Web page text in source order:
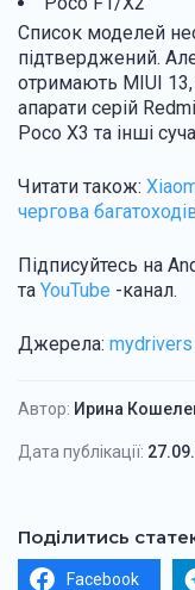
Список моделей
підтверджений.
отримають MIUI
апарати серій
Poco X3 та інші
Читати також:
чергова
Підписуйтесь на
та YouTube -канал.
Джерела: mydrivers
Автор: Ирина
Дата публікації:
Поділитись
Facebook